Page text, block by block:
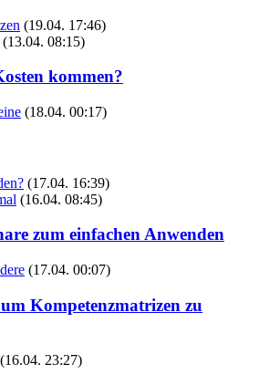
(19.04. 17:46)
(13.04. 08:15)
kommen?
(18.04. 00:17)
(17.04. 16:39)
(16.04. 08:45)
zum einfachen Anwenden
(17.04. 00:07)
Kompetenzmatrizen zu
(16.04. 23:27)